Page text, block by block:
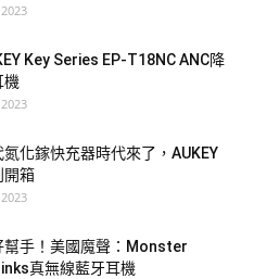
Key Series EP-T18NC ANC降
機
化鎵快充器時代來了，AUKEY
開箱
幫手！美國魔聲：Monster
真無線藍牙耳機